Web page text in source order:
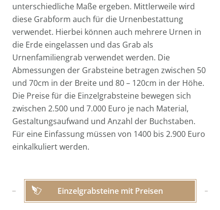
unterschiedliche Maße ergeben. Mittlerweile wird
diese Grabform auch für die Urnenbestattung
verwendet. Hierbei können auch mehrere Urnen in
die Erde eingelassen und das Grab als
Urnenfamiliengrab verwendet werden. Die
Abmessungen der Grabsteine betragen zwischen 50
und 70cm in der Breite und 80 – 120cm in der Höhe.
Die Preise für die Einzelgrabsteine bewegen sich
zwischen 2.500 und 7.000 Euro je nach Material,
Gestaltungsaufwand und Anzahl der Buchstaben.
Für eine Einfassung müssen von 1400 bis 2.900 Euro
einkalkuliert werden.
Einzelgrabsteine mit Preisen